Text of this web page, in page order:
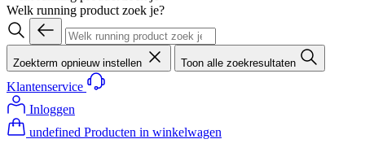
Welk running product zoek je?
Zoekterm opnieuw instellen Toon alle zoekresultaten
Klantenservice
Inloggen
undefined Producten in winkelwagen